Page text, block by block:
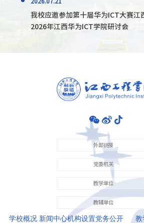
我校应邀参加第十届华为ICT大赛江
2026年江西华为ICT学院研讨会
外部链接
党委机关
教学单位
教辅单位
学校概况 新闻中心机构设置党务公开 教